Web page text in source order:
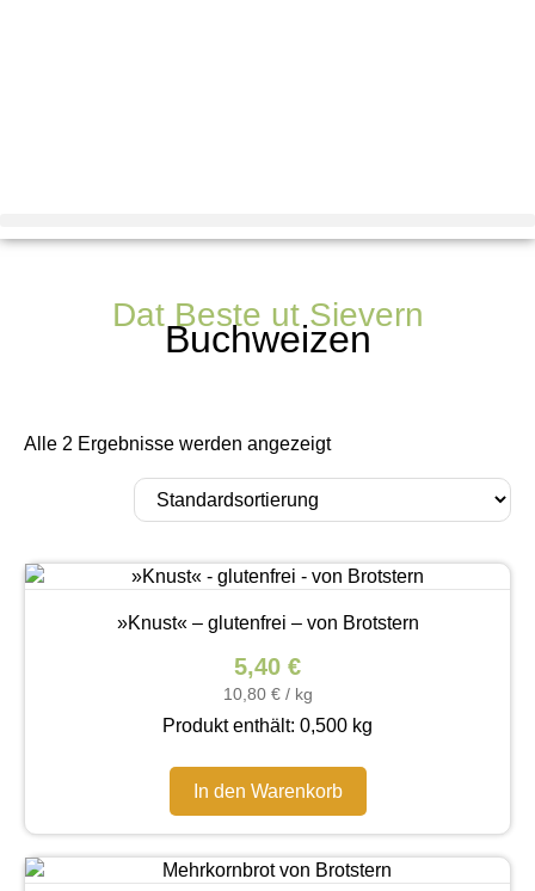
Dat Beste ut Sievern
Buchweizen
Alle 2 Ergebnisse werden angezeigt
»Knust« – glutenfrei – von Brotstern
5,40 €
10,80 €/ kg
Produkt enthält: 0,500 kg
In den Warenkorb